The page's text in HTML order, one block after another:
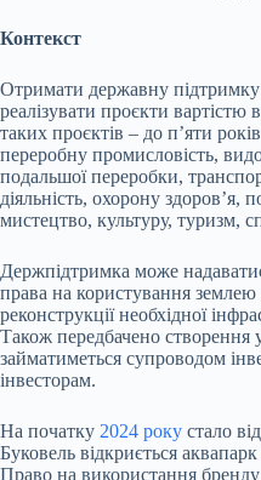
Контекст
Отримати державну
реалізувати проєкти вартістю
таких проєктів – до пʼяти
переробну промисловість,
подальшої переробки,
діяльність, охорону здоровʼя,
мистецтво, культуру, туризм,
Держпідтримка може
права на користування
реконструкції необхідної
Також передбачено створення
займатиметься супроводом
інвесторам.
На початку 2024 року стало
Буковель відкриється
Право на використання